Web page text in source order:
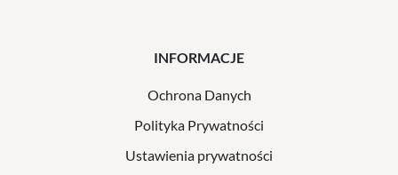
INFORMACJE
Ochrona Danych
Polityka Prywatności
Ustawienia prywatności